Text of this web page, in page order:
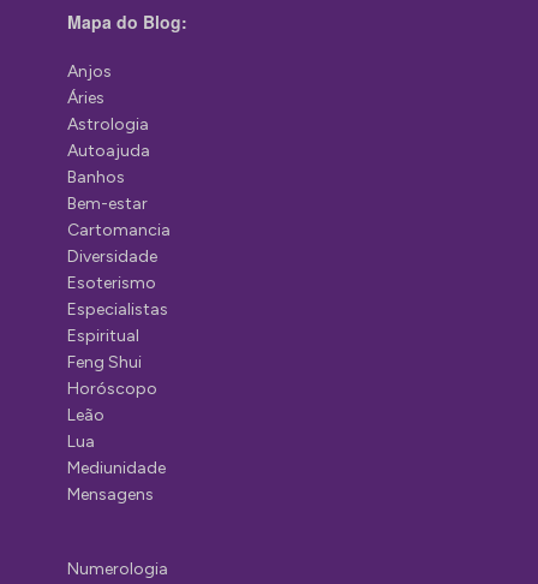
Mapa do Blog:
Anjos
Áries
Astrologia
Autoajuda
Banhos
Bem-estar
Cartomancia
Diversidade
Esoterismo
Especialistas
Espiritual
Feng Shui
Horóscopo
Leão
Lua
Mediunidade
Mensagens
Numerologia